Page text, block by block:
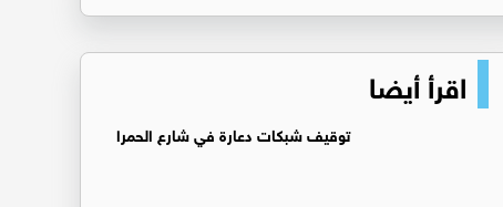
اقرأ أيضا
توقيف شبكات دعارة في شارع الحمرا